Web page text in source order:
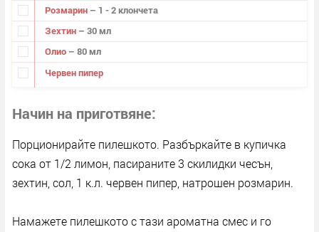
Розмарин – 1 - 2 клончета
Зехтин – 30 мл
Олио – 80 мл
Червен пипер
Начин на приготвяне
Порционирайте пилешкото. Разбъркайте в купичка
сока от 1/2 лимон, пасираните 3 скилидки чесън,
зехтин, сол, 1 к.л. червен пипер, натрошен розмарин.
Намажете пилешкото с тази ароматна смес и го